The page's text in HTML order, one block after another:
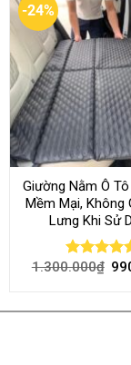
-24%
Giường Nằm Ô
Mềm Mại, Không
Lưng Khi Sử
Rated
1.300.000₫